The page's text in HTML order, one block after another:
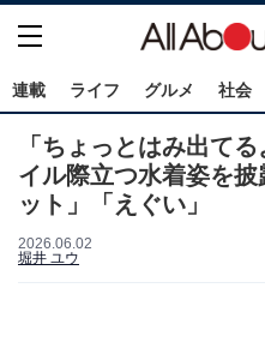
連載 ライフ グルメ 社会
「ちょっとはみ出て
イル際立つ水着姿を
ット」「えぐい」
2026.06.02
堀井 ユウ